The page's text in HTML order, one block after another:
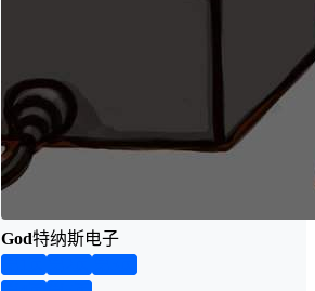
God特纳斯电子